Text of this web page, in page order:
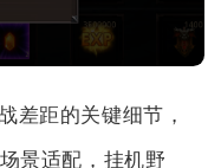
差距的关键细节，
景适配，挂机野